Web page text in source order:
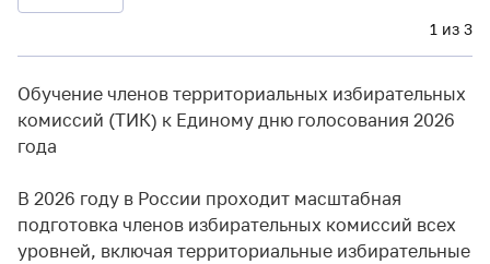
1 из 3
Обучение членов территориальных избирательных
комиссий (ТИК) к Единому дню голосования 2026
года
В 2026 году в России проходит масштабная
подготовка членов избирательных комиссий всех
уровней, включая территориальные избирательные